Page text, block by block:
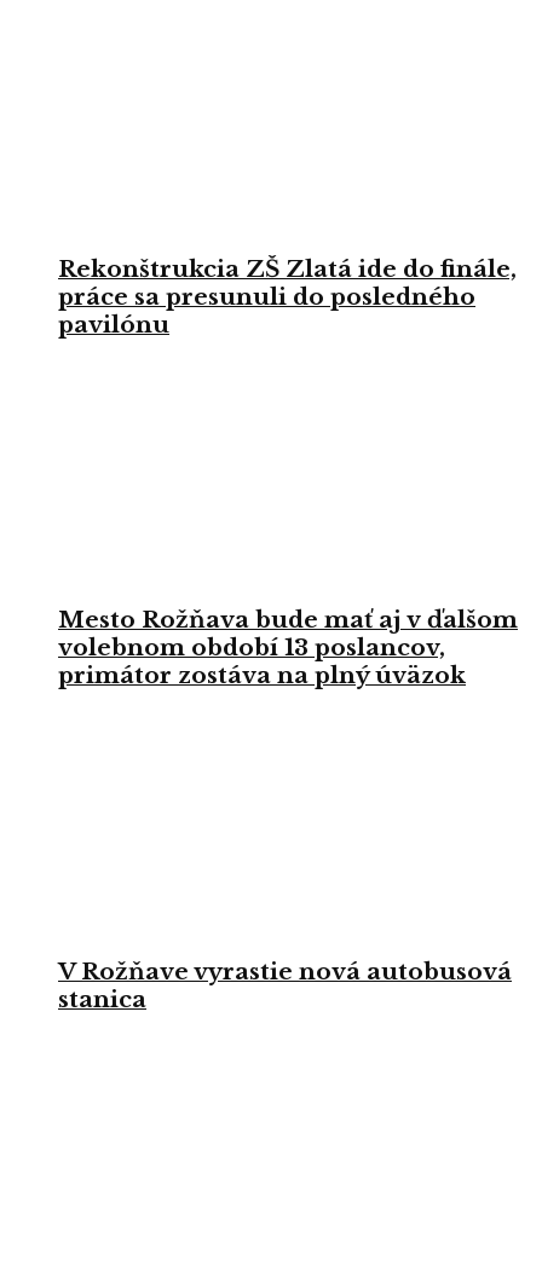
Rekonštrukcia ZŠ Zlatá ide do finále,
práce sa presunuli do posledného
pavilónu
Mesto Rožňava bude mať aj v ďalšom
volebnom období 13 poslancov,
primátor zostáva na plný úväzok
V Rožňave vyrastie nová autobusová
stanica